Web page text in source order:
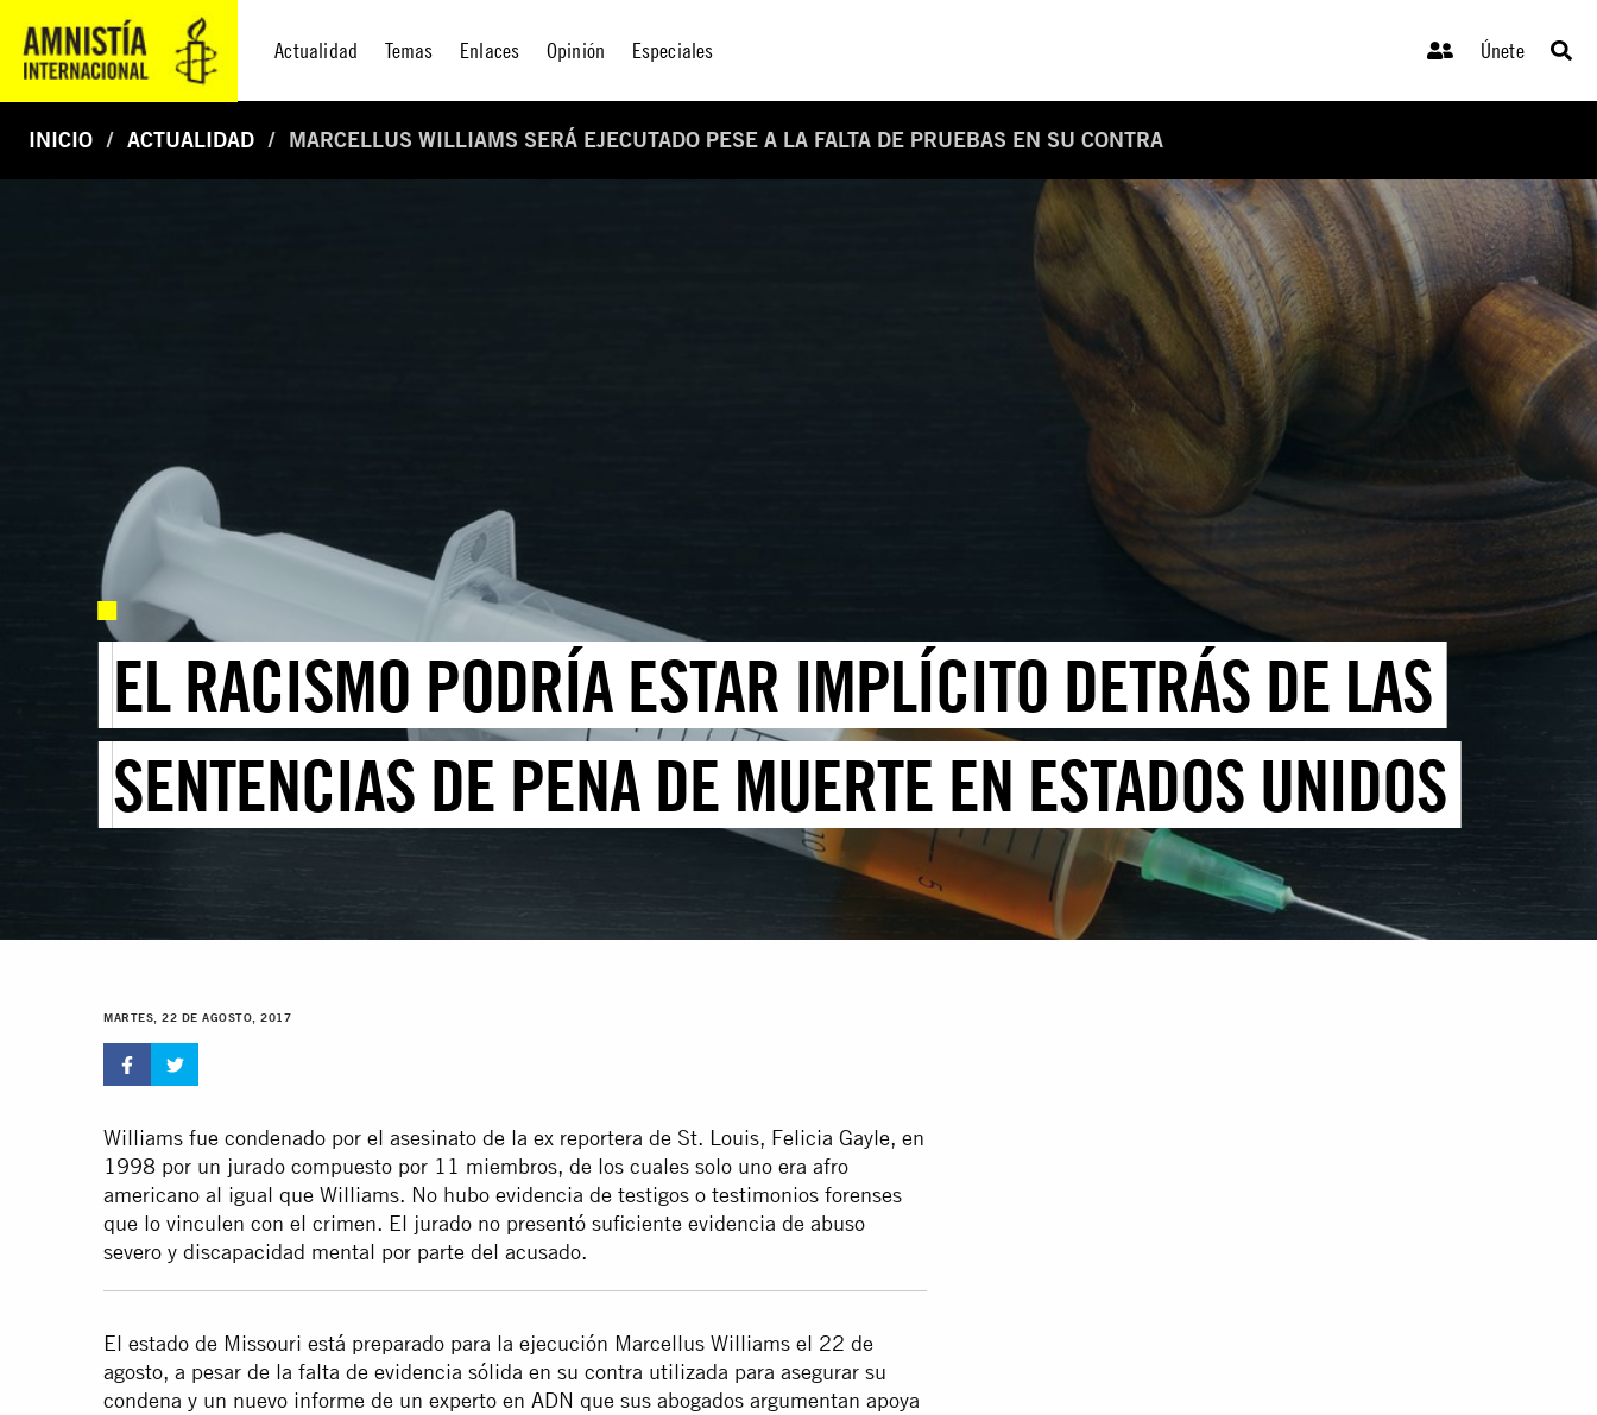
Actualidad Temas Enlaces Opinión Especiales Únete
INICIO ACTUALIDAD MARCELLUS WILLIAMS SERÁ EJECUTADO PESE A LA FALTA DE PRUEBAS EN SU CONTRA
EL RACISMO PODRÍA ESTAR IMPLÍCITO DETRÁS DE LAS
SENTENCIAS DE PENA DE MUERTE EN ESTADOS UNIDOS
MARTES, 22 DE AGOSTO, 2017
Williams fue condenado por el asesinato de la ex reportera de St. Louis, Felicia Gayle, en
1998 por un jurado compuesto por 11 miembros, de los cuales solo uno era afro
americano al igual que Williams. No hubo evidencia de testigos o testimonios forenses
que lo vinculen con el crimen. El jurado no presentó suficiente evidencia de abuso
severo y discapacidad mental por parte del acusado.
El estado de Missouri está preparado para la ejecución Marcellus Williams el 22 de
agosto, a pesar de la falta de evidencia sólida en su contra utilizada para asegurar su
condena y un nuevo informe de un experto en ADN que sus abogados argumentan apoya